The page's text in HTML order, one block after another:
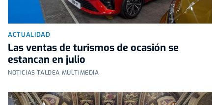
ACTUALIDAD
Las ventas de turismos de ocasión se
estancan en julio
NOTICIAS TALDEA MULTIMEDIA